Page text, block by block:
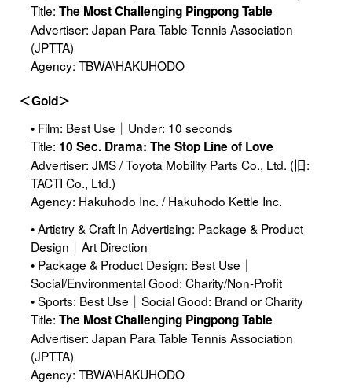
Title:The Most Challenging Pingpong Table
Advertiser: Japan Para Table Tennis Association
(JPTTA)
Agency: TBWA\HAKUHODO
＜Gold＞
• Film: Best Use｜Under: 10 seconds
Title: 10 Sec. Drama: The Stop Line of Love
Advertiser: JMS / Toyota Mobility Parts Co., Ltd. (旧:
TACTI Co., Ltd.)
Agency: Hakuhodo Inc. / Hakuhodo Kettle Inc.
• Artistry & Craft In Advertising: Package & Product
Design｜Art Direction
• Package & Product Design: Best Use｜
Social/Environmental Good: Charity/Non-Profit
• Sports: Best Use｜Social Good: Brand or Charity
Title:The Most Challenging Pingpong Table
Advertiser: Japan Para Table Tennis Association
(JPTTA)
Agency: TBWA\HAKUHODO